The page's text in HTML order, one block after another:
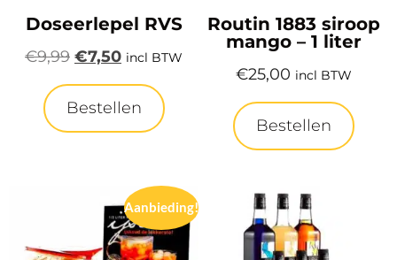
Doseerlepel RVS
€9,99 €7,50 incl BTW
Bestellen
Routin 1883 siroop
mango – 1 liter
€25,00 incl BTW
Bestellen
Aanbieding!